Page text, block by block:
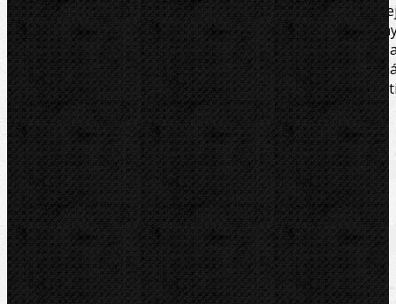
Rothenberger RONOL - vysoce výkonný závitořezný
na minerální bázi. Mimořádně vhodný pro
materiály včetně nerezové oceli. Optimální mazací
chladící vlastnosti - vynikající řezné výsledky a
trvanlivost závitořezných čelistí. Dodatečná ochrana
korozi - delší životnost závitořezných hlav.600ml spray
Zařazení
Závitořezy
Závitořezy / Závitořezný olej
Komentáře
Přidat komentář